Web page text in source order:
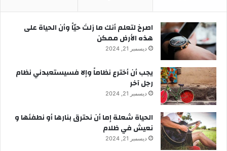
‫اصرخ لتعلم أنك ما زلتَ حيّاً وأن الحياة على
هذه الأرض ممكن
ديسمبر 21, 2024
يجب أن أخترع نظاماً وإلا فسيستعبدني نظام
رجل آخر
ديسمبر 21, 2024
الحياة شعلة إما أن نحترق بنارها أو نطفئها و
نعيش في ظلام
ديسمبر 21, 2024